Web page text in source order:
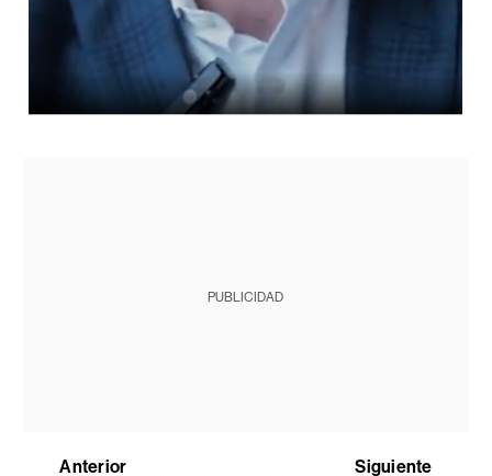
PUBLICIDAD
Anterior Siguiente